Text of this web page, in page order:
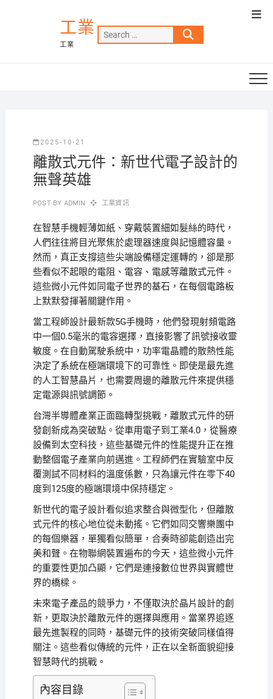
工業
工業
Search
…
2025-10-21
離散式元件：新世代電子設計的
無聲英雄
POST BY ADMIN 工業資訊
在智慧手機輕薄如紙、穿戴裝置細如髮絲的時代，
人們往往將目光聚焦於處理器速度與記憶體容量。
然而，真正支撐這些尖端設備穩定運轉的，卻是那
些看似不起眼的電阻、電容、電感等離散式元件。
這些微小元件如同電子世界的基石，在每個電路板
上默默發揮著關鍵作用。
當工程師設計最新款5G手機時，他們發現射頻電路
中一個0.5毫米的電容選擇，直接影響了訊號接收靈
敏度。在自動駕駛系統中，功率電晶體的散熱性能
決定了系統在極端環境下的可靠性。即使是最先進
的人工智慧晶片，也需要周邊的離散元件來提供穩
定電源與訊號調節。
台灣半導體產業正面臨轉型挑戰，離散式元件的研
發創新成為突破點。從車用電子到工業4.0，從醫療
設備到太空科技，這些基礎元件的性能提升正在推
動整個電子產業向前邁進。工程師們在實驗室中反
覆測試不同材料的溫度係數，只為讓元件在零下40
度到125度的極端環境中保持穩定。
新世代的電子設計看似追求整合與微型化，但離散
式元件的核心地位從未動搖。它們如同交響樂團中
的每個樂器，單獨看似簡單，合奏時卻能創造出完
美和聲。在物聯網裝置遍布的今天，這些微小元件
的重要性更加凸顯，它們是連接數位世界與實體世
界的橋樑。
未來電子產品的競爭力，不僅取決於晶片設計的創
新，更取決於離散元件的選擇與應用。當業界追逐
最先進製程的同時，基礎元件的技術突破同樣值得
關注。這些看似傳統的元件，正在以全新面貌迎接
智慧時代的挑戰。
內容目錄